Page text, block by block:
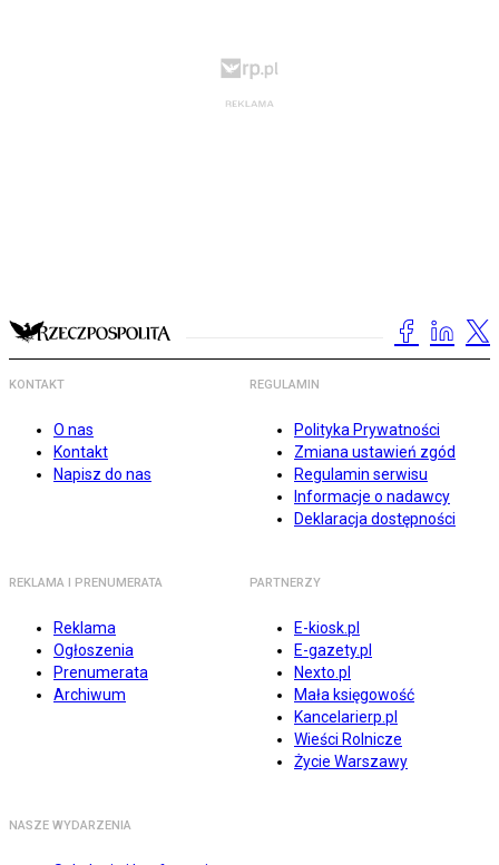
KONTAKT
O nas
Kontakt
Napisz do nas
REGULAMIN
Polityka Prywatności
Zmiana ustawień zgód
Regulamin serwisu
Informacje o nadawcy
Deklaracja dostępności
REKLAMA I PRENUMERATA
Reklama
Ogłoszenia
Prenumerata
Archiwum
PARTNERZY
E-kiosk.pl
E-gazety.pl
Nexto.pl
Mała księgowość
Kancelarierp.pl
Wieści Rolnicze
Życie Warszawy
NASZE WYDARZENIA